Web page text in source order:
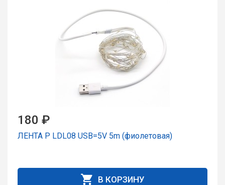
180 ₽
ЛЕНТА P LDL08 USB=5V 5m (фиолетовая)
В КОРЗИНУ